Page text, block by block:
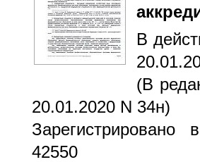
В
(В
20.01.2020 N 34н)
42550